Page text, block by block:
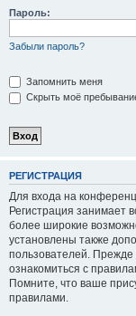
Пароль:
Забыли пароль?
Запомнить меня
Скрыть моё
РЕГИСТРАЦИЯ
Для входа на
Регистрация занимает
более широкие
установлены также
пользователей. Прежде
ознакомиться с
Помните, что ваше
правилами.